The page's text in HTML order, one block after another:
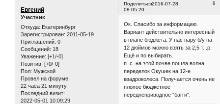
Поделиться 8
2016-07-28
08:05:20
Евгений
Участник
Откуда: Екатеринбург
Зарегистрирован: 2011-05-19
Приглашений: 0
Сообщений: 18
Уважение: [+1/-0]
Позитив: [+0/-0]
Пол: Мужской
Провел на форуме:
22 часа 21 минуту
Последний визит:
2022-05-01 10:09:29
Ок. Спасибо за информацию.
Вариант действительно интересный
в плане бюджета. У нас пару б/у на
12 дюймов можно взять за 2,5 т. .р.
Ещё и по выбирать.
п. с. на этой почве пошла волна
переделок Окушек на 12-е
квадроколеса. Получается очень не
плохое бюджетное
переднеприводное "багги".